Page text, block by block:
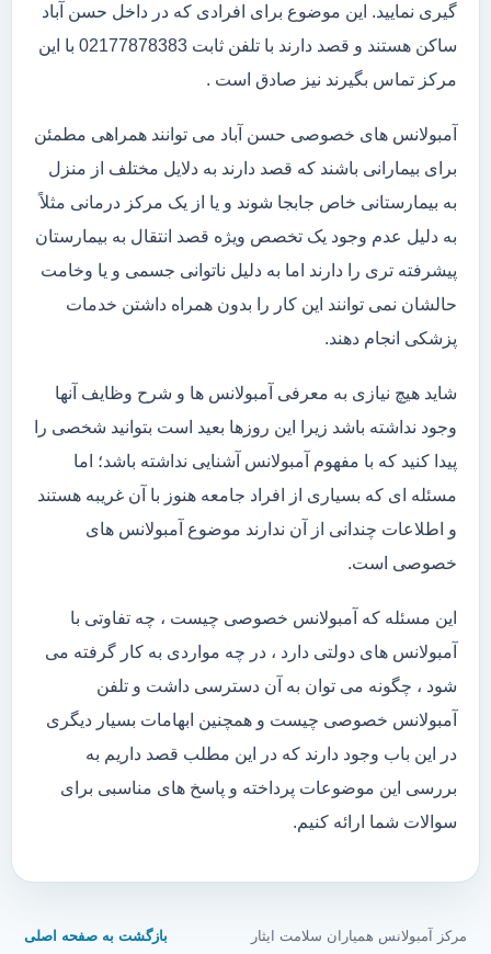
گیری نمایید. این موضوع برای افرادی که در داخل حسن آباد
ساکن هستند و قصد دارند با تلفن ثابت 02177878383 با این
مرکز تماس بگیرند نیز صادق است .
آمبولانس های خصوصی حسن آباد می توانند همراهی مطمئن
برای بیمارانی باشند که قصد دارند به دلایل مختلف از منزل
به بیمارستانی خاص جابجا شوند و یا از یک مرکز درمانی مثلاً
به دلیل عدم وجود یک تخصص ویژه قصد انتقال به بیمارستان
پیشرفته تری را دارند اما به دلیل ناتوانی جسمی و یا وخامت
حالشان نمی توانند این کار را بدون همراه داشتن خدمات
پزشکی انجام دهند.
شاید هیچ نیازی به معرفی آمبولانس ها و شرح وظایف آنها
وجود نداشته باشد زیرا این روزها بعید است بتوانید شخصی را
پیدا کنید که با مفهوم آمبولانس آشنایی نداشته باشد؛ اما
مسئله ای که بسیاری از افراد جامعه هنوز با آن غریبه هستند
و اطلاعات چندانی از آن ندارند موضوع آمبولانس های
خصوصی است.
این مسئله که آمبولانس خصوصی چیست ، چه تفاوتی با
آمبولانس های دولتی دارد ، در چه مواردی به کار گرفته می
شود ، چگونه می توان به آن دسترسی داشت و تلفن
آمبولانس خصوصی چیست و همچنین ابهامات بسیار دیگری
در این باب وجود دارند که در این مطلب قصد داریم به
بررسی این موضوعات پرداخته و پاسخ های مناسبی برای
سوالات شما ارائه کنیم.
مرکز آمبولانس همیاران سلامت ایثار بازگشت به صفحه اصلی